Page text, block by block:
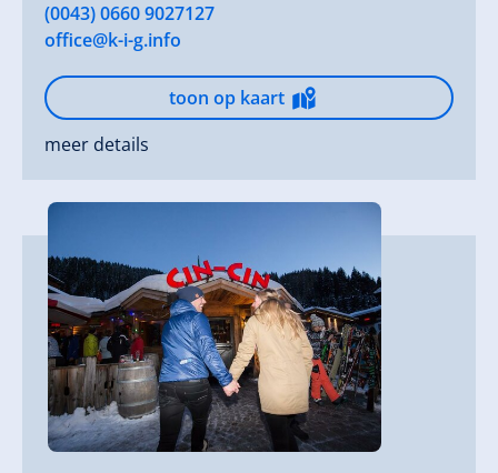
(0043) 0660 9027127
office@k-i-g.info
toon op kaart
meer details